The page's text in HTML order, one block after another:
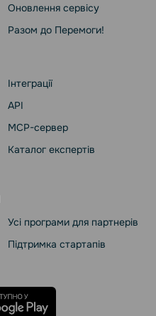
Оновлення сервісу
Разом до Перемоги!
Інтеграції
API
MCP-сервер
Каталог експертів
Усі програми для партнерів
Підтримка стартапів